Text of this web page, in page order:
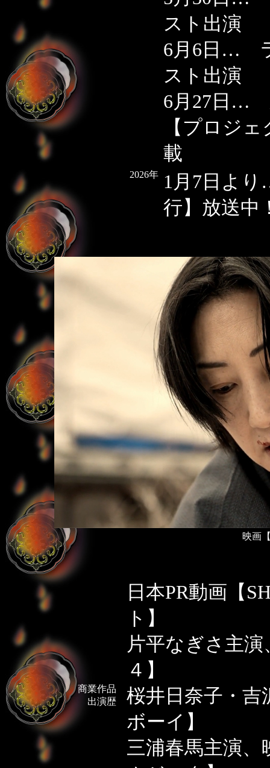
スト出演
6月6日…
スト出演
6月27日…
【プロジ
載
2026年 1月7日よ
行】放送中
映画
商業作品
出演歴
日本PR動画【
ト】
片平なぎさ主
４】
桜井日奈子・吉
ボーイ】
三浦春馬主演